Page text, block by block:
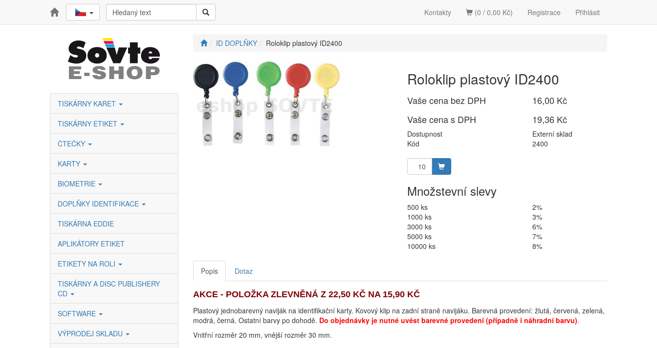
Registrace Přihlásit
Kontakty (0 / 0,00 Kč)
TISKÁRNY KARET
TISKÁRNY ETIKET
ČTEČKY
KARTY
BIOMETRIE
DOPLŇKY IDENTIFIKACE
TISKÁRNA EDDIE
APLIKÁTORY ETIKET
ETIKETY NA ROLI
TISKÁRNY A DISC PUBLISHERY
CD
SOFTWARE
VÝPRODEJ SKLADU
ID DOPLŇKY Roloklip plastový ID2400
Roloklip plastový ID2400
Vaše cena bez DPH
16,00 Kč
Vaše cena s DPH
19,36 Kč
Dostupnost
Externí sklad
Kód
2400
Množstevní slevy
500 ks
2%
1000 ks
3%
3000 ks
6%
5000 ks
7%
10000 ks
8%
Popis Dotaz
AKCE - POLOŽKA ZLEVNĚNÁ Z 22,50 KČ NA 15,90 KČ
Plastový jednobarevný naviják na identifikační karty. Kovový klip na zadní straně navijáku. Barevná provedení: žlutá, červená, zelená,
modrá, černá. Ostatní barvy po dohodě. Do objednávky je nutné uvést barevné provedení (případně i náhradní barvu).
Vnitřní rozměr 20 mm, vnější rozměr 30 mm.